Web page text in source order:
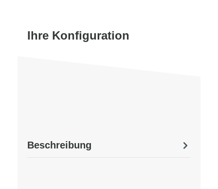
Ihre Konfiguration
Beschreibung